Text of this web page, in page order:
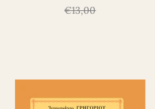
€13,00